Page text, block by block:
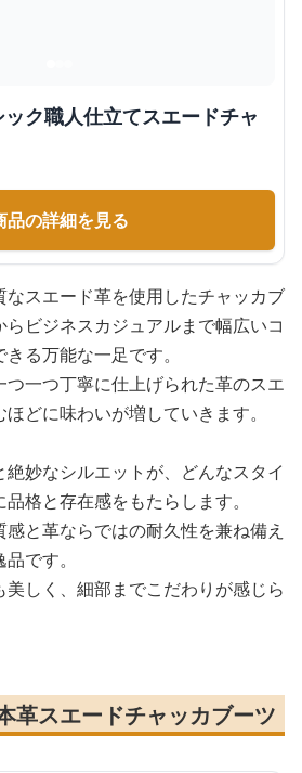
ク職人仕立てスエードチャ
品の詳細を見る
なスエード革を使用したチャッカブ
ビジネスカジュアルまで幅広いコ
る万能な一足です。
一つ丁寧に仕上げられた革のスエ
どに味わいが増していきます。
妙なシルエットが、どんなスタイ
格と存在感をもたらします。
と革ならではの耐久性を兼ね備え
です。
しく、細部までこだわりが感じら
革スエードチャッカブーツ